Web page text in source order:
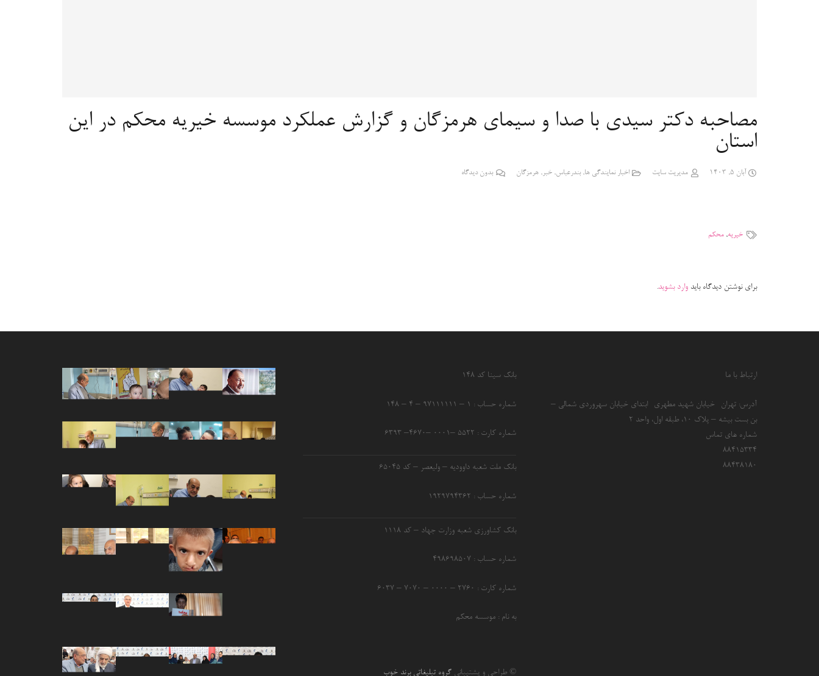
مصاحبه دکتر سیدی با صدا و سیمای هرمزگان و گزارش عملکرد موسسه خیریه محکم در این
استان
آبان 5, 1403 مدیریت سایت اخبار نمایندگی ها,بندرعباس,خبر,هرمزگان بدون دیدگاه
خیریه, محکم
برای نوشتن دیدگاه باید وارد بشوید.
ارتباط با ما
آدرس: تهران- خیابان شهید مطهری- ابتدای خیابان سهروردی شمالی –
بن بست بیشه – پلاک 10، طبقه اول، واحد 2
شماره های تماس
۸۸۴۱۵۳۳۴
۸۸۴۳۸۱۸۰
بانک سینا کد ۱۴۸
شماره حساب : ۱ – ۹۷۱۱۱۱۱۱ – ۴ – ۱۴۸
شماره کارت : ۵۵۲۲ –۰۰۰۱ –۴۶۷۰– ۶۳۹۳
بانک ملت شعبه داوودیه – ولیعصر – کد ۶۵۰۴۵
شماره حساب : ۱۹۲۹۷۹۴۳۶۲
بانک کشاورزی شعبه وزارت جهاد – کد 1118
شماره حساب : ۴۹۸۶۹۸۵۰۷
شماره کارت : ۲۷۶۰ – ۰۰۰۰ – ۷۰۷۰ – ۶۰۳۷
به نام : موسسه محکم
© طراحی و پشتیبانی گروه تبلیغاتی برند خوب